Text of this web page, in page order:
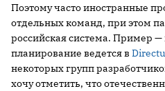
Поэтому часто иностранные
отдельных команд, при этом
российская система. Пример
планирование ведется в
некоторых групп
хочу отметить, что